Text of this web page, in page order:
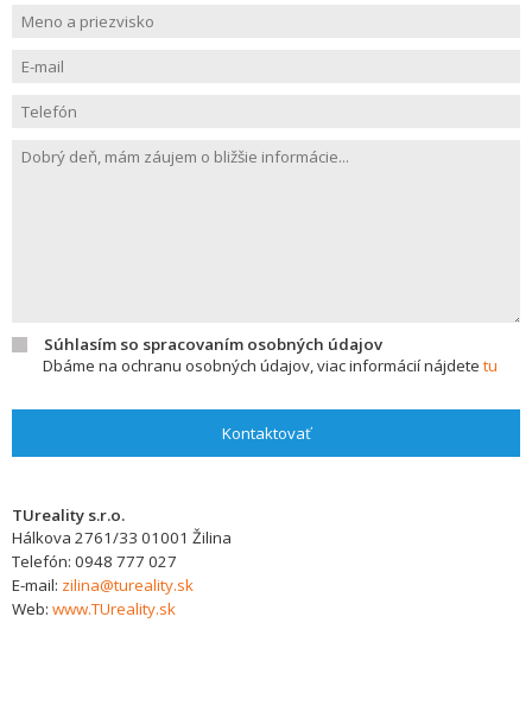
Súhlasím so spracovaním osobných údajov
Dbáme na ochranu osobných údajov, viac informácií nájdete tu
Kontaktovať
TUreality s.r.o.
Hálkova 2761/33 01001 Žilina
Telefón: 0948 777 027
E-mail: zilina@tureality.sk
Web: www.TUreality.sk